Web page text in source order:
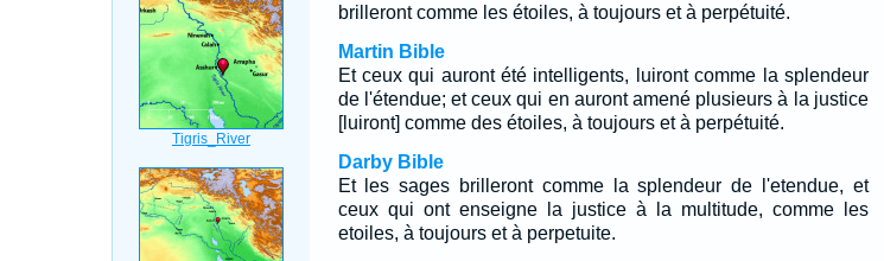
brilleront comme les étoiles, à toujours et à perpétuité.
Martin Bible
Et ceux qui auront été intelligents, luiront comme la splendeur
de l'étendue; et ceux qui en auront amené plusieurs à la justice
[luiront] comme des étoiles, à toujours et à perpétuité.
Darby Bible
Et les sages brilleront comme la splendeur de l'etendue, et
ceux qui ont enseigne la justice à la multitude, comme les
etoiles, à toujours et à perpetuite.